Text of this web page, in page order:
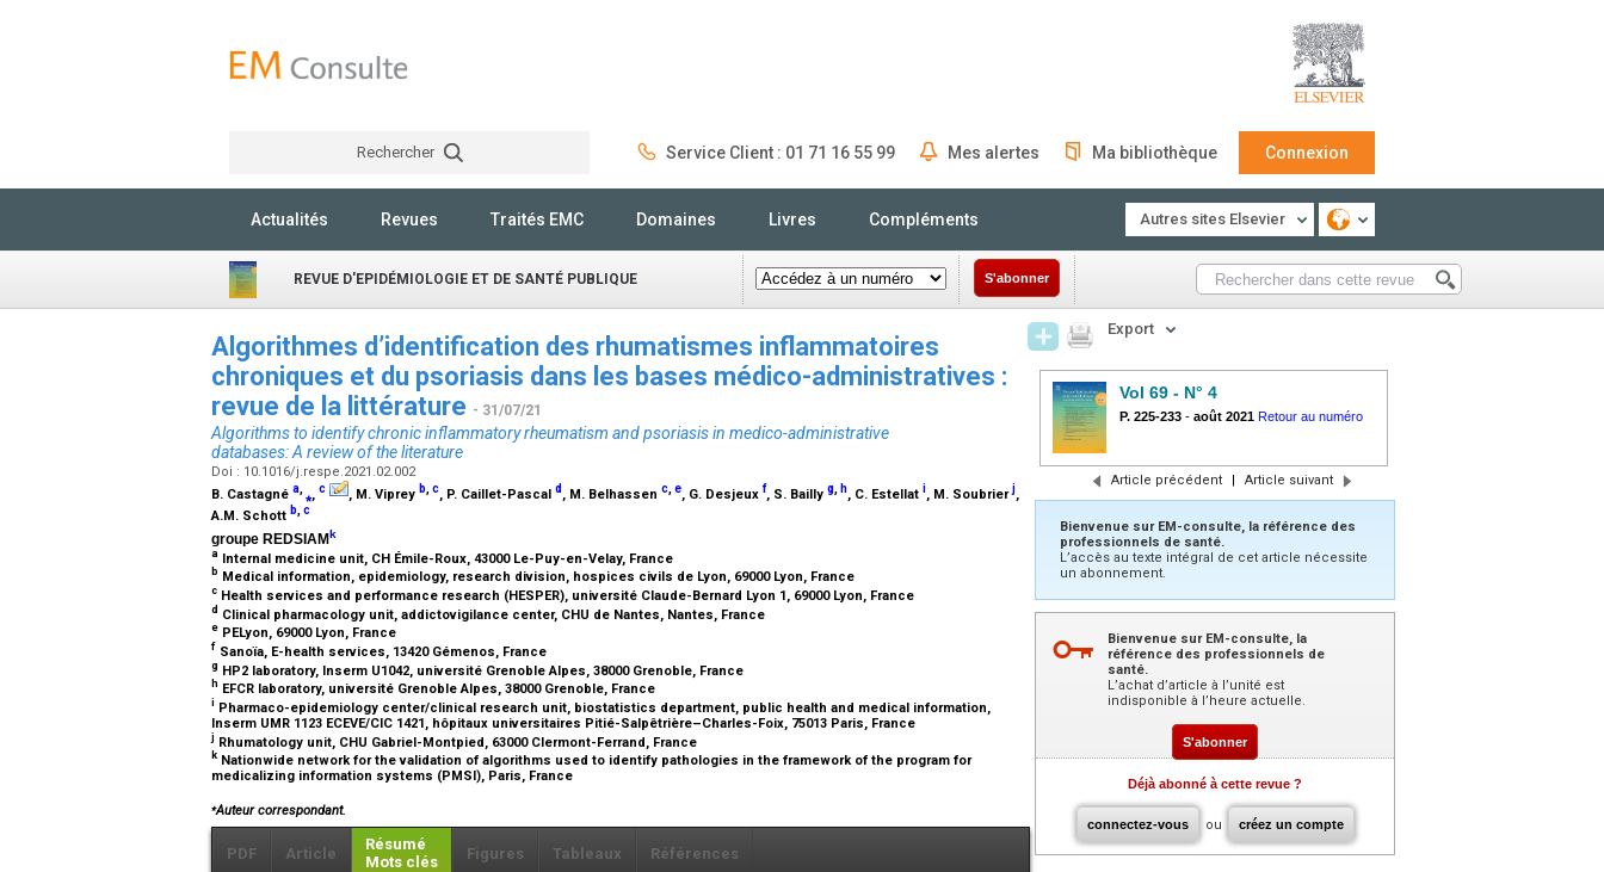
Rechercher Service Client : 01 71 16 55 99 Mes alertes Ma bibliothèque Connexion
Actualités Revues Traités EMC Domaines Livres Compléments Autres sites Elsevier
REVUE D'EPIDÉMIOLOGIE ET DE SANTÉ PUBLIQUE S'abonner
Algorithmes d’identification des rhumatismes inflammatoires
chroniques et du psoriasis dans les bases médico-administratives :
revue de la littérature - 31/07/21
Algorithms to identify chronic inflammatory rheumatism and psoriasis in medico-administrative
databases: A review of the literature
Doi : 10.1016/j.respe.2021.02.002
B. Castagné a,⁎, c , M. Viprey b,c, P. Caillet-Pascal d , M. Belhassen c,e, G. Desjeux f, S. Bailly g, h, C. Estellat i, M. Soubrierj,
A.M. Schott b c
groupe REDSIAMk
a Internal medicine unit, CH Émile-Roux, 43000 Le-Puy-en-Velay, France
b Medical information, epidemiology, research division, hospices civils de Lyon, 69000 Lyon, France
c Health services and performance research (HESPER), université Claude-Bernard Lyon 1, 69000 Lyon, France
d Clinical pharmacology unit, addictovigilance center, CHU de Nantes, Nantes, France
e PELyon, 69000 Lyon, France
f Sanoïa, E-health services, 13420 Gémenos, France
g HP2 laboratory, Inserm U1042, université Grenoble Alpes, 38000 Grenoble, France
h EFCR laboratory, université Grenoble Alpes, 38000 Grenoble, France
i Pharmaco-epidemiology center/clinical research unit, biostatistics department, public health and medical information,
Inserm UMR 1123 ECEVE/CIC 1421, hôpitaux universitaires Pitié-Salpêtrière–Charles-Foix, 75013 Paris, France
j Rhumatology unit, CHU Gabriel-Montpied, 63000 Clermont-Ferrand, France
k Nationwide network for the validation of algorithms used to identify pathologies in the framework of the program for
medicalizing information systems (PMSI), Paris, France
⁎Auteur correspondant.
PDF Article
Résumé
Mots clés
Figures Tableaux Références
Export
Vol 69 - N° 4
P. 225-233 - août 2021 Retour au numéro
Article précédent | Article suivant
Bienvenue sur EM-consulte, la référence des
professionnels de santé.
L’accès au texte intégral de cet article nécessite
un abonnement.
Bienvenue sur EM-consulte, la
référence des professionnels de
santé.
L’achat d’article à l’unité est
indisponible à l’heure actuelle.
S'abonner
Déjà abonné à cette revue ?
connectez-vous ou créez un compte